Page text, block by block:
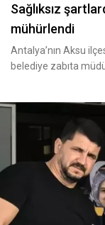
Sağlıksız
mühürlendi
Antalya’nın Aksu
belediye zabıta